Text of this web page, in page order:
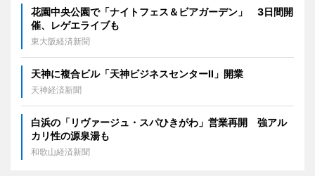
花園中央公園で「ナイトフェス＆ビアガーデン」 3日間開
催、レゲエライブも
東大阪経済新聞
天神に複合ビル「天神ビジネスセンターII」開業
天神経済新聞
白浜の「リヴァージュ・スパひきがわ」営業再開 強アル
カリ性の源泉湯も
和歌山経済新聞